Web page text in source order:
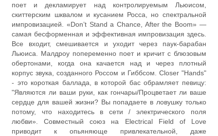
поет и декламирует над контролируемым Льюисом,
скиттерским шквалом и кусанием Росса, но спектральной
импровизацией. «Don’t Stand a Chance, After the Boom» —
самая бесформенная и эффективная импровизация здесь.
Все входит, смешивается и уходит через паук-барабан
Льюиса. Малдроу попеременно поет и кричит с блюзовым
обертонами, когда она качается над и через плотный
корпус звука, созданного Россом и Гиббсом. Closer "Hands"
- это короткая баллада, в которой бас обрамляет певицу:
"Являются ли ваши руки, как гончары/Процветает ли ваше
сердце для вашей жизни? Вы попадаете в ловушку только
потому, что находитесь в сети / электрического поля
любви». Совместный союз на Electrical Field of Love
приводит к опьяняюще привлекательной, даже